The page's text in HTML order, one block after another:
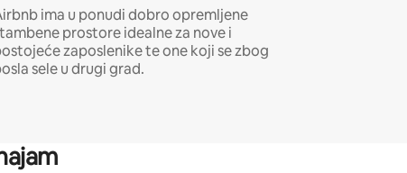
ima u ponudi dobro opremljene
prostore idealne za nove i
zaposlenike te one koji se zbog
sele u drugi grad.